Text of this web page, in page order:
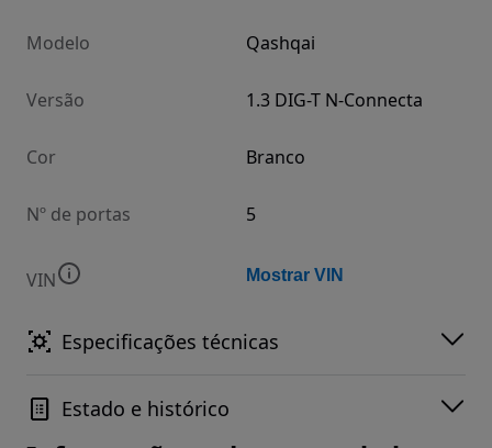
Modelo Qashqai
Versão 1.3 DIG-T N-Connecta
Cor Branco
Nº de portas 5
VIN Mostrar VIN
Especificações técnicas
Estado e histórico